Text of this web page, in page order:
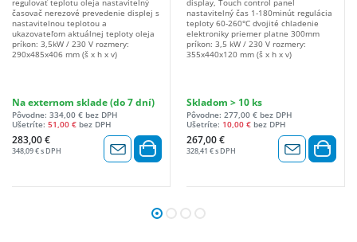
regulovať teplotu oleja nastavitelný
časovač nerezové prevedenie displej s
nastavitelnou teplotou a
ukazovateľom aktuálnej teploty oleja
príkon: 3,5kW / 230 V rozmery:
290x485x406 mm (š x h x v)
Na externom sklade (do 7 dní)
Pôvodne: 334,00 € bez DPH
Ušetríte: 51,00 € bez DPH
283,00 €
348,09 € s DPH
display, Touch control panel
nastavitelný čas 1-180minút regulácia
teploty 60-260°C dvojité chladenie
elektroniky priemer platne 300mm
príkon: 3,5 kW / 230 V rozmery:
355x440x120 mm (š x h x v)
Skladom > 10 ks
Pôvodne: 277,00 € bez DPH
Ušetríte: 10,00 € bez DPH
267,00 €
328,41 € s DPH